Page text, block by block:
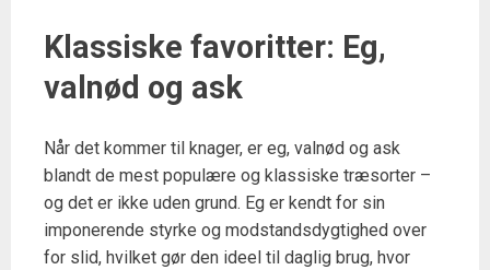
Klassiske favoritter: Eg,
valnød og ask
Når det kommer til knager, er eg, valnød og ask
blandt de mest populære og klassiske træsorter –
og det er ikke uden grund. Eg er kendt for sin
imponerende styrke og modstandsdygtighed over
for slid, hvilket gør den ideel til daglig brug, hvor